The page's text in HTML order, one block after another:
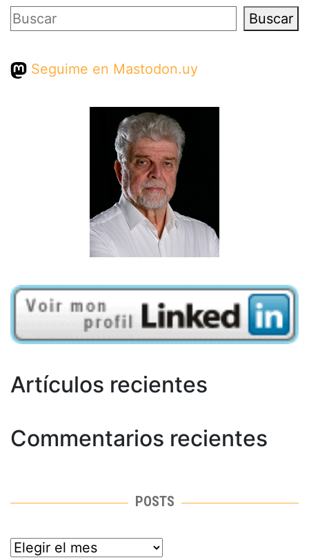
Buscar Buscar
Seguime en Mastodon.uy
Artículos recientes
Commentarios recientes
POSTS
posts